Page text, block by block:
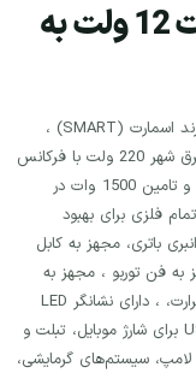
مبدل برق خودرو 1500 وات 12 ولت به
پاور اینورتر و مبدل قدرتمند برق خودرو 1500 وات برند اسمارت (SMART) ،
مناسب برای تبدیل ولتاژ 12 ولت هر نوع خودرو به برق شهر 220 ولت با فرکانس
50 هرتز. قابلیت تامین 3000 وات به صورت لحظه‌ای و تامین 1500 وات در
فلزی برای بهبود
باتری، مجهز به کابل
به فن توربو ، مجهز به
حفاظت در برابر اتصال کوتاه، اضافه ولتاژ و اضافه حرارت، ، دارای نشانگر LED
برای نمایش حالت عملکرد اینورتر، مجهز به پورت USB برای شارژ موبایل، تبلت و
سیستم‌های گرمایشی،